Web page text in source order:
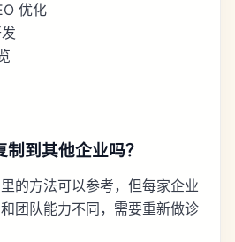
优化
到其他企业吗？
的方法可以参考，但每家企业
团队能力不同，需要重新做诊